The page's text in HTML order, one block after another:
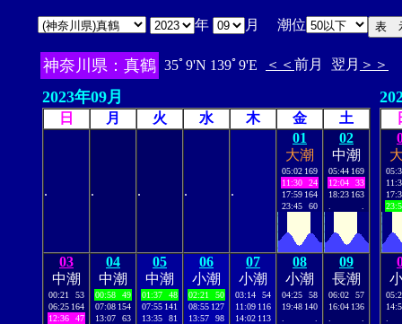
年 月 潮位
神奈川県：真鶴 35ﾟ9'N 139ﾟ9'E ＜＜ 前月 翌月 ＞＞
2023年09月
日 月 火 水 木 金 土
. . . . .
01
大潮
05:02 169
11:30
24
17:59 164
23:45
60
02
中潮
05:44 169
12:04
33
18:23 163
03
中潮
00:21
53
06:25 164
12:36
47
04
中潮
00:58
49
07:08 154
13:07
63
05
中潮
01:37
48
07:55 141
13:35
81
06
小潮
02:21
50
08:55 127
13:57
98
07
小潮
03:14
54
11:09 116
14:02 113
08
小潮
04:25
58
19:48 140
09
長潮
06:02
57
16:04 136